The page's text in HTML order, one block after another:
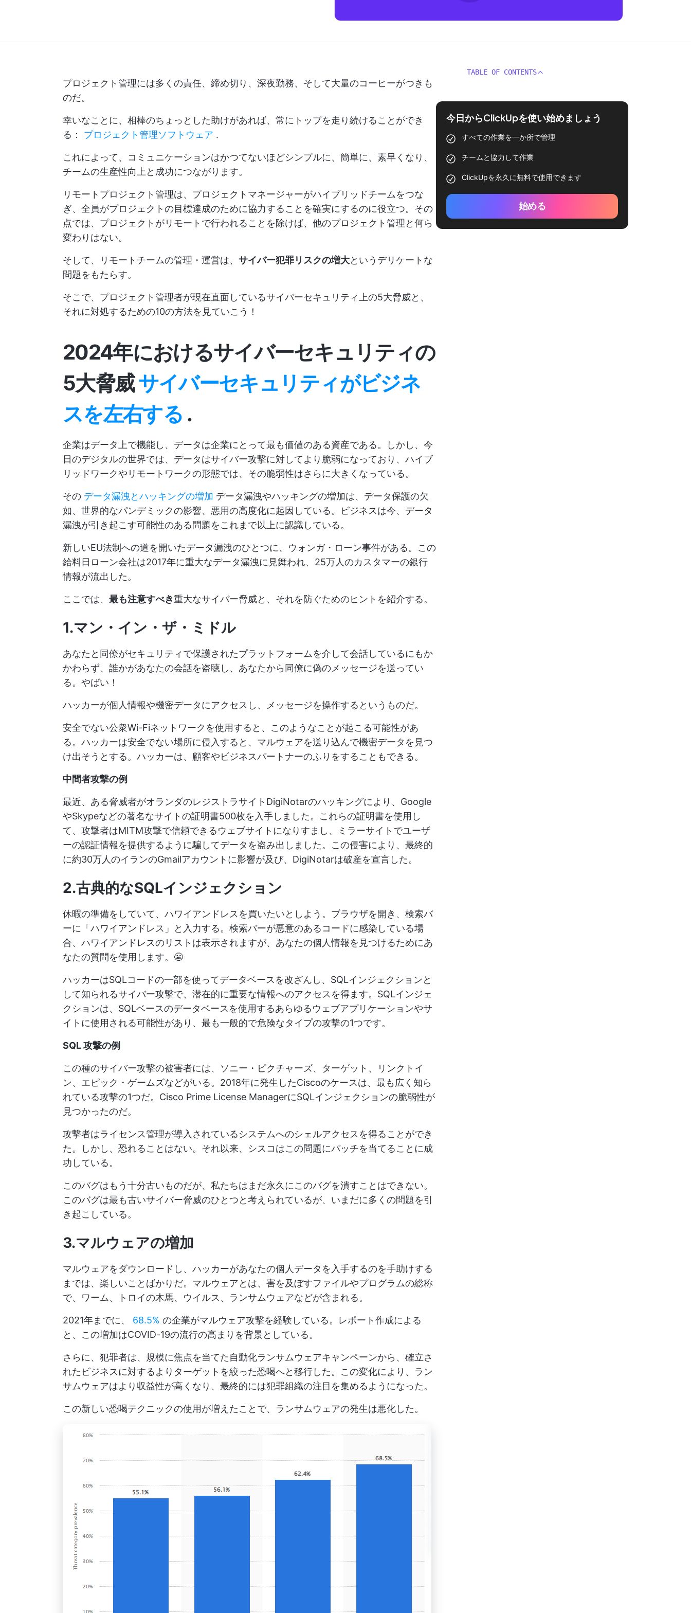
プロジェクト管理には多くの責任、締め切り、深夜勤務、そして大量のコーヒーがつきも
のだ。
幸いなことに、相棒のちょっとした助けがあれば、常にトップを走り続けることができ
る： プロジェクト管理ソフトウェア .
これによって、コミュニケーションはかつてないほどシンプルに、簡単に、素早くなり、
チームの生産性向上と成功につながります。
リモートプロジェクト管理は、プロジェクトマネージャーがハイブリッドチームをつな
ぎ、全員がプロジェクトの目標達成のために協力することを確実にするのに役立つ。その
点では、プロジェクトがリモートで行われることを除けば、他のプロジェクト管理と何ら
変わりはない。
そして、リモートチームの管理・運営は、 サイバー犯罪リスクの増大というデリケートな
問題をもたらす。
そこで、プロジェクト管理者が現在直面しているサイバーセキュリティ上の5大脅威と、
それに対処するための10の方法を見ていこう！
2024年におけるサイバーセキュリティの
5大脅威サイバーセキュリティがビジネ
スを左右する .
企業はデータ上で機能し、データは企業にとって最も価値のある資産である。しかし、今
日のデジタルの世界では、データはサイバー攻撃に対してより脆弱になっており、ハイブ
リッドワークやリモートワークの形態では、その脆弱性はさらに大きくなっている。
その データ漏洩とハッキングの増加 データ漏洩やハッキングの増加は、データ保護の欠
如、世界的なパンデミックの影響、悪用の高度化に起因している。ビジネスは今、データ
漏洩が引き起こす可能性のある問題をこれまで以上に認識している。
新しいEU法制への道を開いたデータ漏洩のひとつに、ウォンガ・ローン事件がある。この
給料日ローン会社は2017年に重大なデータ漏洩に見舞われ、25万人のカスタマーの銀行
情報が流出した。
ここでは、 最も注意すべき重大なサイバー脅威と、それを防ぐためのヒントを紹介する。
1.マン・イン・ザ・ミドル
あなたと同僚がセキュリティで保護されたプラットフォームを介して会話しているにもか
かわらず、誰かがあなたの会話を盗聴し、あなたから同僚に偽のメッセージを送ってい
る。やばい！
ハッカーが個人情報や機密データにアクセスし、メッセージを操作するというものだ。
安全でない公衆Wi-Fiネットワークを使用すると、このようなことが起こる可能性があ
る。ハッカーは安全でない場所に侵入すると、マルウェアを送り込んで機密データを見つ
け出そうとする。ハッカーは、顧客やビジネスパートナーのふりをすることもできる。
中間者攻撃の例
最近、ある脅威者がオランダのレジストラサイトDigiNotarのハッキングにより、Google
やSkypeなどの著名なサイトの証明書500枚を入手しました。これらの証明書を使用し
て、攻撃者はMITM攻撃で信頼できるウェブサイトになりすまし、ミラーサイトでユーザ
ーの認証情報を提供するように騙してデータを盗み出しました。この侵害により、最終的
に約30万人のイランのGmailアカウントに影響が及び、DigiNotarは破産を宣言した。
2.古典的なSQLインジェクション
休暇の準備をしていて、ハワイアンドレスを買いたいとしよう。ブラウザを開き、検索バ
ーに「ハワイアンドレス」と入力する。検索バーが悪意のあるコードに感染している場
合、ハワイアンドレスのリストは表示されますが、あなたの個人情報を見つけるためにあ
なたの質問を使用します。😬
ハッカーはSQLコードの一部を使ってデータベースを改ざんし、SQLインジェクションと
して知られるサイバー攻撃で、潜在的に重要な情報へのアクセスを得ます。SQLインジェ
クションは、SQLベースのデータベースを使用するあらゆるウェブアプリケーションやサ
イトに使用される可能性があり、最も一般的で危険なタイプの攻撃の1つです。
SQL 攻撃の例
この種のサイバー攻撃の被害者には、ソニー・ピクチャーズ、ターゲット、リンクトイ
ン、エピック・ゲームズなどがいる。2018年に発生したCiscoのケースは、最も広く知ら
れている攻撃の1つだ。Cisco Prime License ManagerにSQLインジェクションの脆弱性が
見つかったのだ。
攻撃者はライセンス管理が導入されているシステムへのシェルアクセスを得ることができ
た。しかし、恐れることはない。それ以来、シスコはこの問題にパッチを当てることに成
功している。
このバグはもう十分古いものだが、私たちはまだ永久にこのバグを潰すことはできない。
このバグは最も古いサイバー脅威のひとつと考えられているが、いまだに多くの問題を引
き起こしている。
3.マルウェアの増加
マルウェアをダウンロードし、ハッカーがあなたの個人データを入手するのを手助けする
までは、楽しいことばかりだ。マルウェアとは、害を及ぼすファイルやプログラムの総称
で、ワーム、トロイの木馬、ウイルス、ランサムウェアなどが含まれる。
2021年までに、 68.5% の企業がマルウェア攻撃を経験している。レポート作成による
と、この増加はCOVID-19の流行の高まりを背景としている。
さらに、犯罪者は、規模に焦点を当てた自動化ランサムウェアキャンペーンから、確立さ
れたビジネスに対するよりターゲットを絞った恐喝へと移行した。この変化により、ラン
サムウェアはより収益性が高くなり、最終的には犯罪組織の注目を集めるようになった。
この新しい恐喝テクニックの使用が増えたことで、ランサムウェアの発生は悪化した。
TABLE OF CONTENTS
今日からClickUpを使い始めましょう
すべての作業を一か所で管理
チームと協力して作業
ClickUpを永久に無料で使用できます
始める